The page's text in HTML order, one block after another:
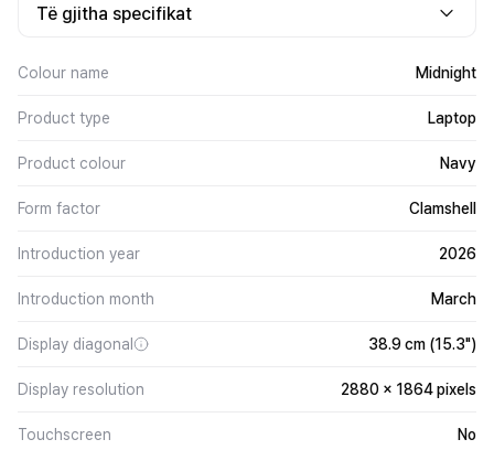
Të gjitha specifikat
Colour name Midnight
Product type Laptop
Product colour Navy
Form factor Clamshell
Introduction year 2026
Introduction month March
Display diagonal 38.9 cm (15.3")
Display resolution 2880 x 1864 pixels
Touchscreen No